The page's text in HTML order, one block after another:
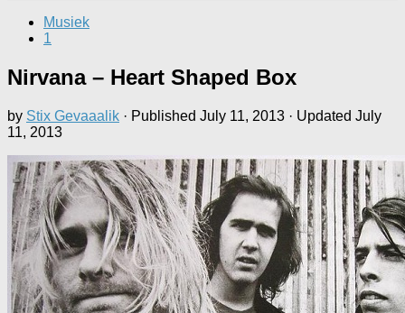
Musiek
1
Nirvana – Heart Shaped Box
by Stix Gevaaalik · Published July 11, 2013 · Updated July
11, 2013